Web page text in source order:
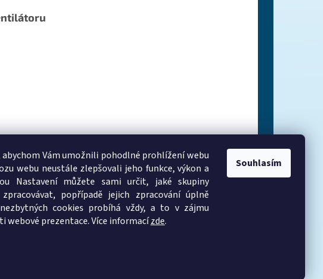
abychom Vám umožnili pohodlné prohlížení webu
webu neustále zlepšovali jeho funkce, výkon a
Nastavení můžete sami určit, jaké skupiny
popřípadě jejich zpracování úplně
cookies probíhá vždy, a to v zájmu
webové prezentace. Více informacízde.
Souhlasím